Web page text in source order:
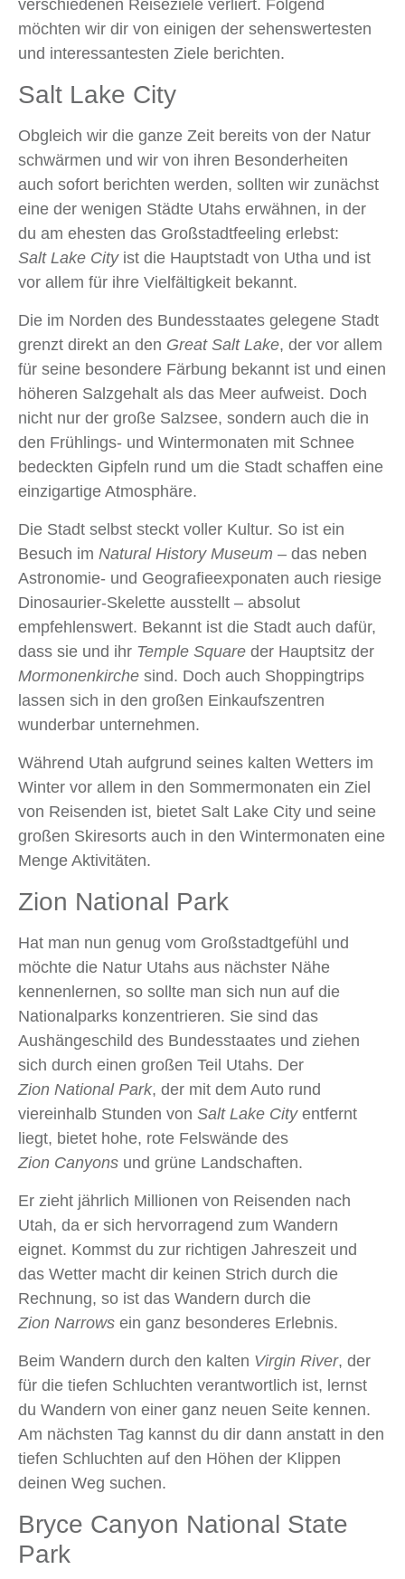
verschiedenen Reiseziele verliert. Folgend
möchten wir dir von einigen der sehenswertesten
und interessantesten Ziele berichten.
Salt Lake City
Obgleich wir die ganze Zeit bereits von der Natur
schwärmen und wir von ihren Besonderheiten
auch sofort berichten werden, sollten wir zunächst
eine der wenigen Städte Utahs erwähnen, in der
du am ehesten das Großstadtfeeling erlebst:
Salt Lake Cityist die Hauptstadt von Utha und ist
vor allem für ihre Vielfältigkeit bekannt.
Die im Norden des Bundesstaates gelegene Stadt
grenzt direkt an den Great Salt Lake, der vor allem
für seine besondere Färbung bekannt ist und einen
höheren Salzgehalt als das Meer aufweist. Doch
nicht nur der große Salzsee, sondern auch die in
den Frühlings- und Wintermonaten mit Schnee
bedeckten Gipfeln rund um die Stadt schaffen eine
einzigartige Atmosphäre.
Die Stadt selbst steckt voller Kultur. So ist ein
Besuch im Natural History Museum – das neben
Astronomie- und Geografieexponaten auch riesige
Dinosaurier‑Skelette ausstellt – absolut
empfehlenswert. Bekannt ist die Stadt auch dafür,
dass sie und ihr Temple Square der Hauptsitz der
Mormonenkirche sind. Doch auch Shoppingtrips
lassen sich in den großen Einkaufszentren
wunderbar unternehmen.
Während Utah aufgrund seines kalten Wetters im
Winter vor allem in den Sommermonaten ein Ziel
von Reisenden ist, bietet Salt Lake City und seine
großen Skiresorts auch in den Wintermonaten eine
Menge Aktivitäten.
Zion National Park
Hat man nun genug vom Großstadtgefühl und
möchte die Natur Utahs aus nächster Nähe
kennenlernen, so sollte man sich nun auf die
Nationalparks konzentrieren. Sie sind das
Aushängeschild des Bundesstaates und ziehen
sich durch einen großen Teil Utahs. Der
Zion National Park, der mit dem Auto rund
viereinhalb Stunden von Salt Lake Cityentfernt
liegt, bietet hohe, rote Felswände des
Zion Canyons und grüne Landschaften.
Er zieht jährlich Millionen von Reisenden nach
Utah, da er sich hervorragend zum Wandern
eignet. Kommst du zur richtigen Jahreszeit und
das Wetter macht dir keinen Strich durch die
Rechnung, so ist das Wandern durch die
Zion Narrows ein ganz besonderes Erlebnis.
Beim Wandern durch den kalten Virgin River, der
für die tiefen Schluchten verantwortlich ist, lernst
du Wandern von einer ganz neuen Seite kennen.
Am nächsten Tag kannst du dir dann anstatt in den
tiefen Schluchten auf den Höhen der Klippen
deinen Weg suchen.
Bryce Canyon National State
Park